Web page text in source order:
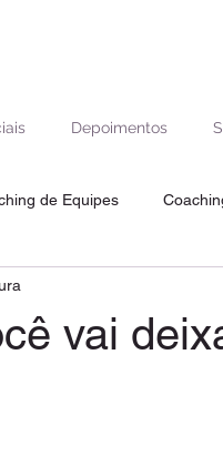
Depoimentos
de Equipes
Coaching de Vida
vai